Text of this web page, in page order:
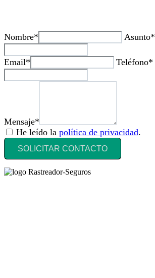
Nombre* Asunto*
Email* Teléfono*
Mensaje*
He leído la política de privacidad.
SOLICITAR CONTACTO